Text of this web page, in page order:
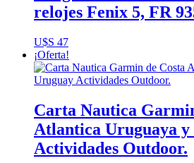
relojes Fenix 5, FR
U$S 47
¡Oferta!
Carta Nautica
Atlantica Uruguaya
Actividades Outdoor.